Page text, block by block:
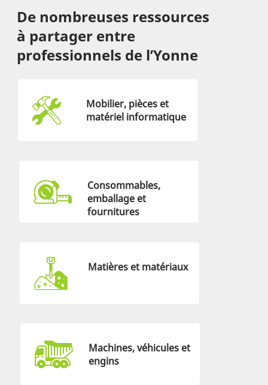
De nombreuses ressources
à partager entre
professionnels de l’Yonne
Mobilier, pièces et
matériel informatique
Consommables,
emballage et
fournitures
Matières et matériaux
Machines, véhicules et
engins